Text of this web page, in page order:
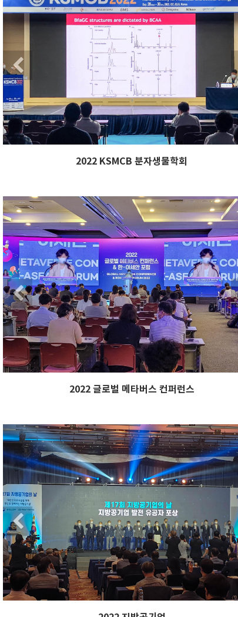
Previous
2022 KSMCB 분자생물학회
Previous
Previous
2022 글로벌 메타버스 컨퍼런스
Previous
Previous